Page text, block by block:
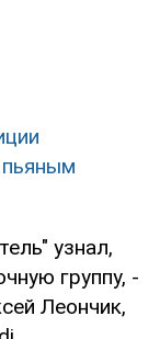
узнал,
группу, -
Леончик,